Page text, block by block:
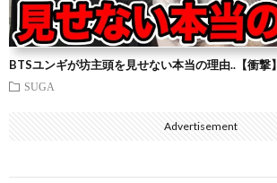
BTSユンギが坊主頭を見せない本当の理由..【衝撃】
SUGA
Advertisement